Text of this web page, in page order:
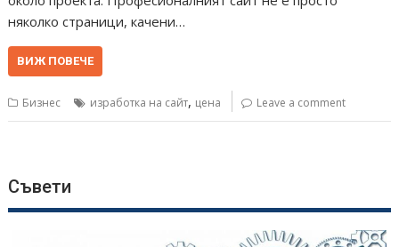
няколко страници, качени…
ВИЖ ПОВЕЧЕ
Бизнес изработка на сайт, цена Leave a comment
Съвети